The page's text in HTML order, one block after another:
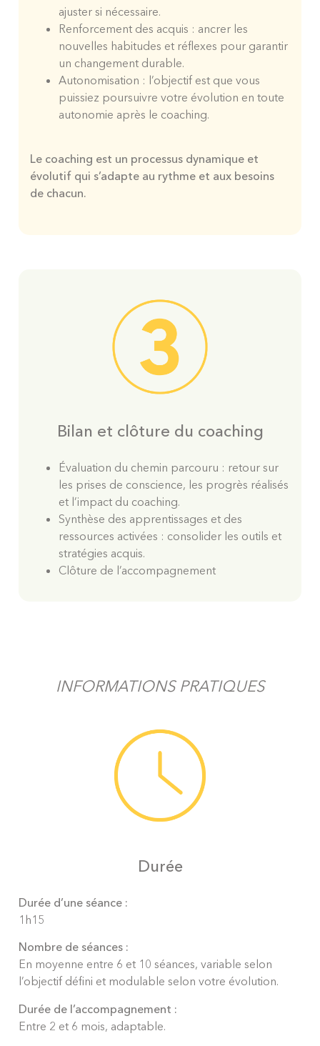
ajuster si nécessaire.
Renforcement des acquis : ancrer les
nouvelles habitudes et réflexes pour garantir
un changement durable.
Autonomisation : l’objectif est que vous
puissiez poursuivre votre évolution en toute
autonomie après le coaching.
Le coaching est un processus dynamique et
évolutif qui s’adapte au rythme et aux besoins
de chacun.
Bilan et clôture du coaching
Évaluation du chemin parcouru : retour sur
les prises de conscience, les progrès réalisés
et l’impact du coaching.
Synthèse des apprentissages et des
ressources activées : consolider les outils et
stratégies acquis.
Clôture de l’accompagnement
INFORMATIONS PRATIQUES
Durée
Durée d’une séance :
1h15
Nombre de séances :
En moyenne entre 6 et 10 séances, variable selon
l’objectif défini et modulable selon votre évolution.
Durée de l’accompagnement :
Entre 2 et 6 mois, adaptable.